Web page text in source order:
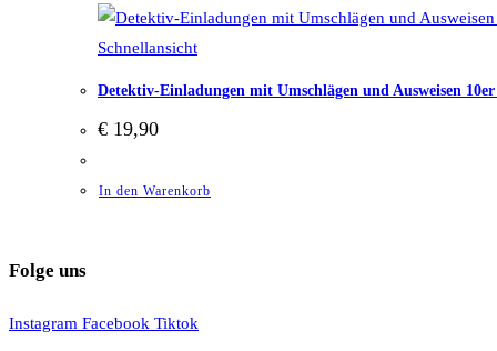
Schnellansicht
Detektiv-Einladungen mit Umschlägen und Ausweisen
€ 19,90
In den Warenkorb
Folge uns
Instagram Facebook Tiktok